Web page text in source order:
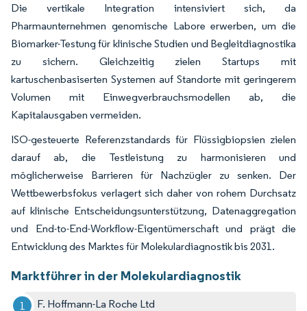
Die vertikale Integration intensiviert sich, da
Pharmaunternehmen genomische Labore erwerben, um die
Biomarker-Testung für klinische Studien und Begleitdiagnostika
zu sichern. Gleichzeitig zielen Startups mit
kartuschenbasiserten Systemen auf Standorte mit geringerem
Volumen mit Einwegverbrauchsmodellen ab, die
Kapitalausgaben vermeiden.
ISO-gesteuerte Referenzstandards für Flüssigbiopsien zielen
darauf ab, die Testleistung zu harmonisieren und
möglicherweise Barrieren für Nachzügler zu senken. Der
Wettbewerbsfokus verlagert sich daher von rohem Durchsatz
auf klinische Entscheidungsunterstützung, Datenaggregation
und End-to-End-Workflow-Eigentümerschaft und prägt die
Entwicklung des Marktes für Molekulardiagnostik bis 2031.
Marktführer in der Molekulardiagnostik
F. Hoffmann-La Roche Ltd